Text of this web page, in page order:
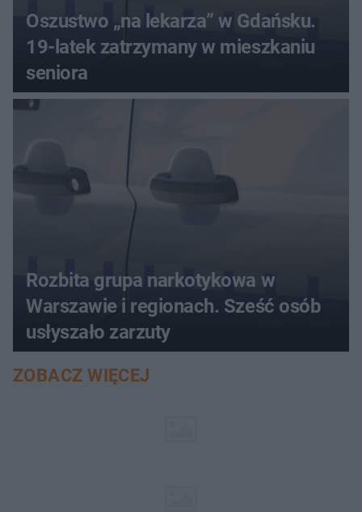
Oszustwo „na lekarza” w Gdańsku.
19-latek zatrzymany w mieszkaniu
seniora
Rozbita grupa narkotykowa w
Warszawie i regionach. Sześć osób
usłyszało zarzuty
ZOBACZ WIĘCEJ